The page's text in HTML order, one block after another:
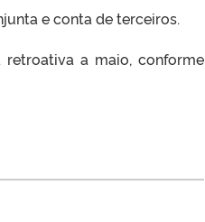
e conta de terceiros.
a maio, conforme